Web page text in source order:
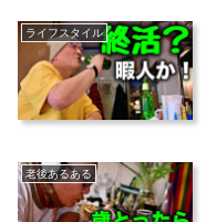
ライフスタイル
老後あるある